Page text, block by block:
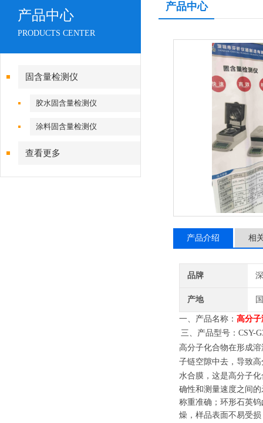
产品中心
PRODUCTS CENTER
固含量检测仪
胶水固含量检测仪
涂料固含量检测仪
查看更多
产品中心
产品介绍 相
品牌
产地
一、产品名称： 高分
三、产品型号：
高分子化合物在形成
子链空隙中去，导致
水合膜，这是高分子
确性和测量速度之间
称重准确；环形石英
燥，样品表面不易受